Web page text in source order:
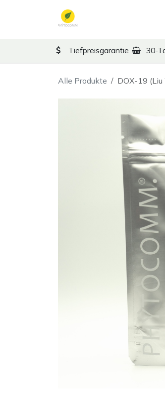
Tiefpreisgarantie 30-
Alle Produkte DOX-19